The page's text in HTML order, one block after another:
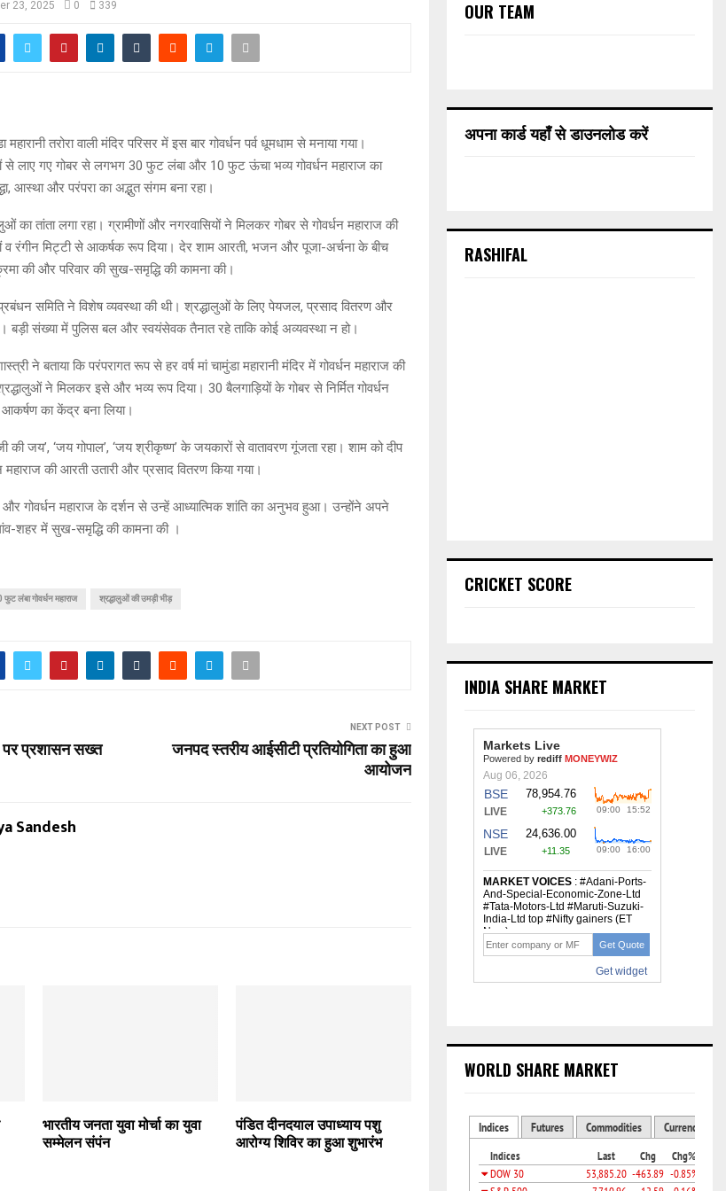
23, 2025 0 339
तरोरा वाली मंदिर परिसर में इस बार गोवर्धन पर्व धूमधाम से मनाया गया।
से लाए गए गोबर से लगभग 30 फुट लंबा और 10 फुट ऊंचा भव्य गोवर्धन महाराज का
आस्था और परंपरा का अद्भुत संगम बना रहा।
का तांता लगा रहा। ग्रामीणों और नगरवासियों ने मिलकर गोबर से गोवर्धन महाराज की
व रंगीन मिट्टी से आकर्षक रूप दिया। देर शाम आरती, भजन और पूजा-अर्चना के बीच
की और परिवार की सुख-समृद्धि की कामना की।
समिति ने विशेष व्यवस्था की थी। श्रद्धालुओं के लिए पेयजल, प्रसाद वितरण और
बड़ी संख्या में पुलिस बल और स्वयंसेवक तैनात रहे ताकि कोई अव्यवस्था न हो।
ने बताया कि परंपरागत रूप से हर वर्ष मां चामुंडा महारानी मंदिर में गोवर्धन महाराज की
ने मिलकर इसे और भव्य रूप दिया। 30 बैलगाड़ियों के गोबर से निर्मित गोवर्धन
आकर्षण का केंद्र बना लिया।
की जय’, ‘जय गोपाल’, ‘जय श्रीकृष्ण’ के जयकारों से वातावरण गूंजता रहा। शाम को दीप
की आरती उतारी और प्रसाद वितरण किया गया।
और गोवर्धन महाराज के दर्शन से उन्हें आध्यात्मिक शांति का अनुभव हुआ। उन्होंने अपने
शहर में सुख-समृद्धि की कामना की ।
फुट लंबा गोवर्धन महाराज श्रद्धालुओं की उमड़ी भीड़
पर प्रशासन सख्त
NEXT POST
जनपद स्तरीय आईसीटी प्रतियोगिता का हुआ
आयोजन
Sandesh
भारतीय जनता युवा मोर्चा का युवा
सम्मेलन संपंन
पंडित दीनदयाल उपाध्याय पशु
आरोग्य शिविर का हुआ शुभारंभ
OUR TEAM
अपना कार्ड यहाँ से डाउनलोड करें
RASHIFAL
CRICKET SCORE
INDIA SHARE MARKET
WORLD SHARE MARKET